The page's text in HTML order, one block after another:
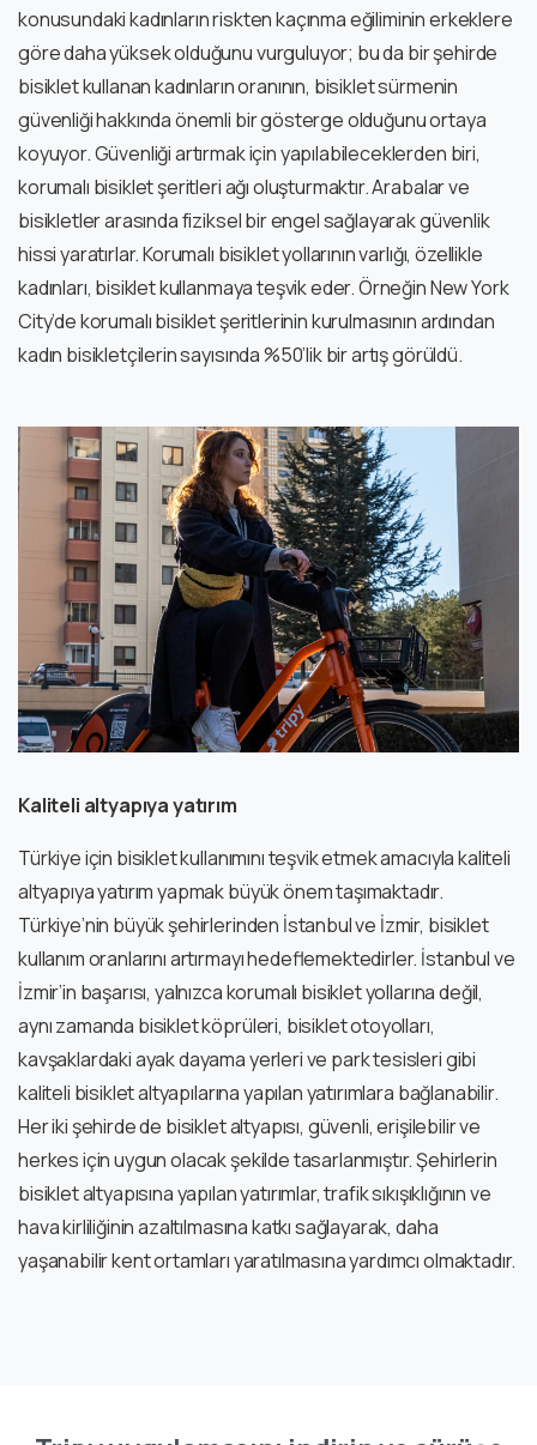
konusundaki kadınların riskten kaçınma eğiliminin erkeklere
göre daha yüksek olduğunu vurguluyor; bu da bir şehirde
bisiklet kullanan kadınların oranının, bisiklet sürmenin
güvenliği hakkında önemli bir gösterge olduğunu ortaya
koyuyor. Güvenliği artırmak için yapılabileceklerden biri,
korumalı bisiklet şeritleri ağı oluşturmaktır. Arabalar ve
bisikletler arasında fiziksel bir engel sağlayarak güvenlik
hissi yaratırlar. Korumalı bisiklet yollarının varlığı, özellikle
kadınları, bisiklet kullanmaya teşvik eder. Örneğin New York
City’de korumalı bisiklet şeritlerinin kurulmasının ardından
kadın bisikletçilerin sayısında %50’lik bir artış görüldü.
Kaliteli altyapıya yatırım
Türkiye için bisiklet kullanımını teşvik etmek amacıyla kaliteli
altyapıya yatırım yapmak büyük önem taşımaktadır.
Türkiye’nin büyük şehirlerinden İstanbul ve İzmir, bisiklet
kullanım oranlarını artırmayı hedeflemektedirler. İstanbul ve
İzmir’in başarısı, yalnızca korumalı bisiklet yollarına değil,
aynı zamanda bisiklet köprüleri, bisiklet otoyolları,
kavşaklardaki ayak dayama yerleri ve park tesisleri gibi
kaliteli bisiklet altyapılarına yapılan yatırımlara bağlanabilir.
Her iki şehirde de bisiklet altyapısı, güvenli, erişilebilir ve
herkes için uygun olacak şekilde tasarlanmıştır. Şehirlerin
bisiklet altyapısına yapılan yatırımlar, trafik sıkışıklığının ve
hava kirliliğinin azaltılmasına katkı sağlayarak, daha
yaşanabilir kent ortamları yaratılmasına yardımcı olmaktadır.